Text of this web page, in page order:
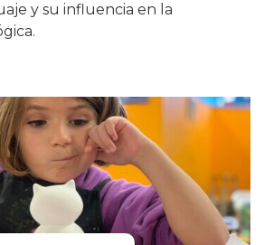
y su influencia en la